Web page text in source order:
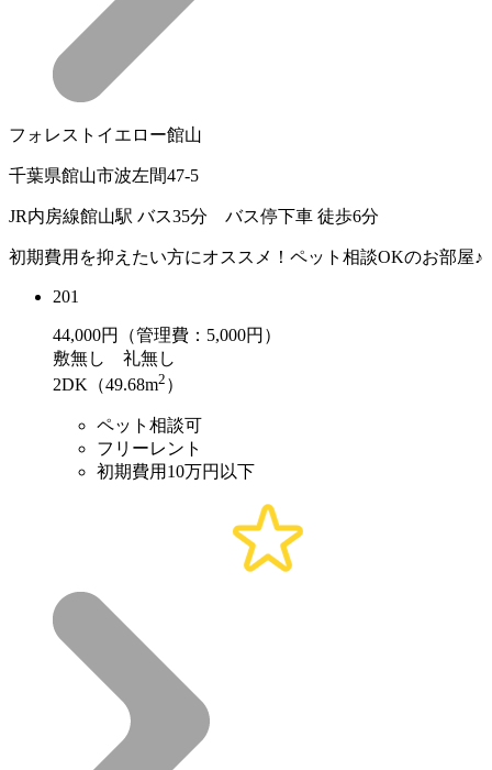
フォレストイエロー館山
千葉県館山市波左間47-5
JR内房線館山駅 バス35分 バス停下車 徒歩6分
初期費用を抑えたい方にオススメ！ペット相談OKのお部屋♪
201
44,000円（管理費：5,000円）
敷無し 礼無し
2DK（49.68m2 ）
ペット相談可
フリーレント
初期費用10万円以下